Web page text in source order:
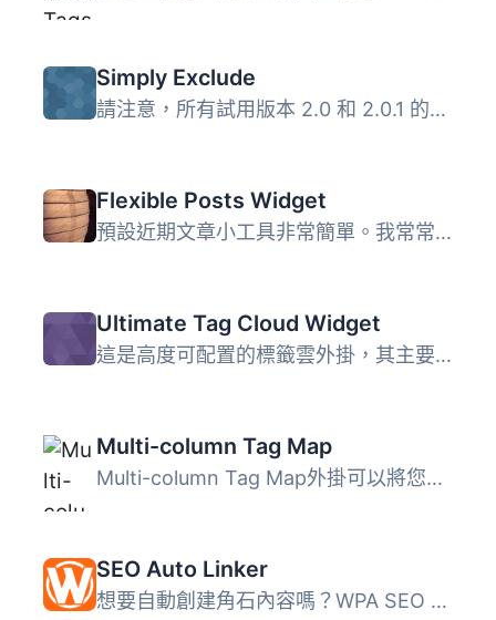
Simply Exclude
請注意，所有試用版本 2.0 和 2.0.1 的用戶，升級 Simply Exc...
Flexible Posts Widget
預設近期文章小工具非常簡單。我常常需要一個簡單的方法，能...
Ultimate Tag Cloud Widget
這是高度可配置的標籤雲外掛，其主要功能包括： 整體、單個...
Multi-column Tag Map
Multi-column Tag Map外掛可以將您網站中所使用的標籤、分類...
SEO Auto Linker
想要自動創建角石內容嗎？WPA SEO Auto Linker 有助於實現這...